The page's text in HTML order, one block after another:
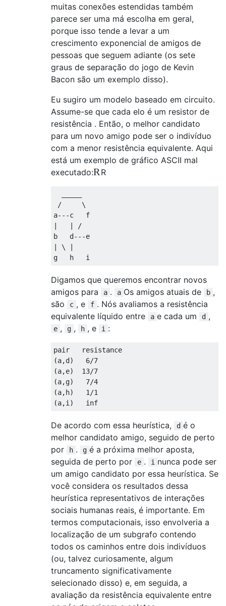
muitas conexões estendidas também
parece ser uma má escolha em geral,
porque isso tende a levar a um
crescimento exponencial de amigos de
pessoas que seguem adiante (os sete
graus de separação do jogo de Kevin
Bacon são um exemplo disso).
Eu sugiro um modelo baseado em circuito.
Assume-se que cada elo é um resistor de
resistência . Então, o melhor candidato
para um novo amigo pode ser o indivíduo
com a menor resistência equivalente. Aqui
está um exemplo de gráfico ASCII mal
executado:R R
/     \
a---c   f
|   | /
b   d---e
| \ |
Digamos que queremos encontrar novos
amigos para
a . a Os amigos atuais de b ,
são
c , e f . Nós avaliamos a resistência
equivalente líquido entre
a e cada um d ,
e , g , h , e i :
pair   resistance
(a,d)   6/7
(a,e)  13/7
(a,g)   7/4
(a,h)   1/1
De acordo com essa heurística, d é o
melhor candidato amigo, seguido de perto
por
h . g é a próxima melhor aposta,
seguida de perto por
e . i nunca pode ser
um amigo candidato por essa heurística. Se
você considera os resultados dessa
heurística representativos de interações
sociais humanas reais, é importante. Em
termos computacionais, isso envolveria a
localização de um subgrafo contendo
todos os caminhos entre dois indivíduos
(ou, talvez curiosamente, algum
truncamento significativamente
selecionado disso) e, em seguida, a
avaliação da resistência equivalente entre